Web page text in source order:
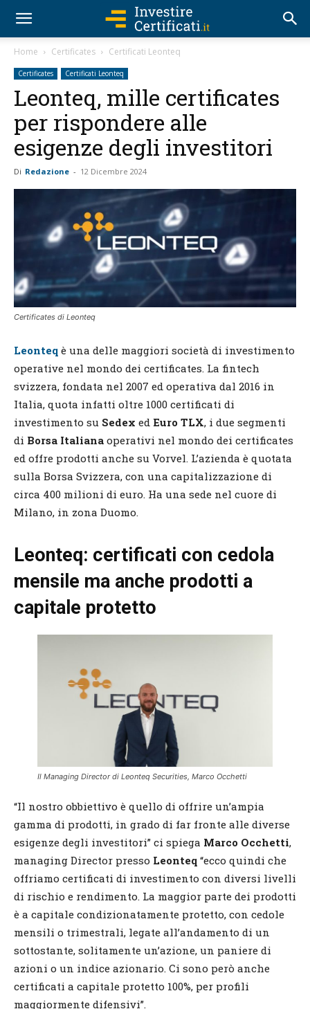
Home Certificates Certificati Leonteq
Certificates Certificati Leonteq
Leonteq, mille certificates
per rispondere alle
esigenze degli investitori
Di Redazione - 12 Dicembre 2024
Certificates di Leonteq
Leonteq è una delle maggiori società di investimento
operative nel mondo dei certificates. La fintech
svizzera, fondata nel 2007 ed operativa dal 2016 in
Italia, quota infatti oltre 1000 certificati di
investimento su Sedex ed Euro TLX, i due segmenti
di Borsa Italiana operativi nel mondo dei certificates
ed offre prodotti anche su Vorvel. L’azienda è quotata
sulla Borsa Svizzera, con una capitalizzazione di
circa 400 milioni di euro. Ha una sede nel cuore di
Milano, in zona Duomo.
Leonteq: certificati con cedola
mensile ma anche prodotti a
capitale protetto
Il Managing Director di Leonteq Securities, Marco Occhetti
“Il nostro obbiettivo è quello di offrire un’ampia
gamma di prodotti, in grado di far fronte alle diverse
esigenze degli investitori” ci spiega Marco Occhetti,
managing Director presso Leonteq “ecco quindi che
offriamo certificati di investimento con diversi livelli
di rischio e rendimento. La maggior parte dei prodotti
è a capitale condizionatamente protetto, con cedole
mensili o trimestrali, legate all’andamento di un
sottostante, solitamente un’azione, un paniere di
azioni o un indice azionario. Ci sono però anche
certificati a capitale protetto 100%, per profili
maggiormente difensivi”.